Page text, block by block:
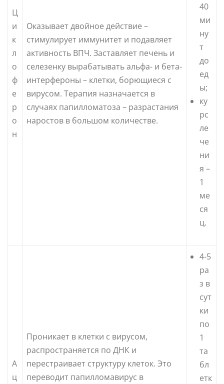
Ц
и
к
л
о
ф
е
р
о
н
Оказывает двойное действие –
стимулирует иммунитет и подавляет
активность ВПЧ. Заставляет печень и
селезенку вырабатывать альфа- и бета-
интерфероны – клетки, борющиеся с
вирусом. Терапия назначается в
случаях папилломатоза – разрастания
наростов в большом количестве.
40
ми
ну
т
до
ед
ы;
ку
рс
ле
че
ни
я –
1
ме
ся
ц.
А
ц
Проникает в клетки с вирусом,
распространяется по ДНК и
перестраивает структуру клеток. Это
переводит папилломавирус в
4-5
ра
з в
сут
ки
по
1
та
бл
етк